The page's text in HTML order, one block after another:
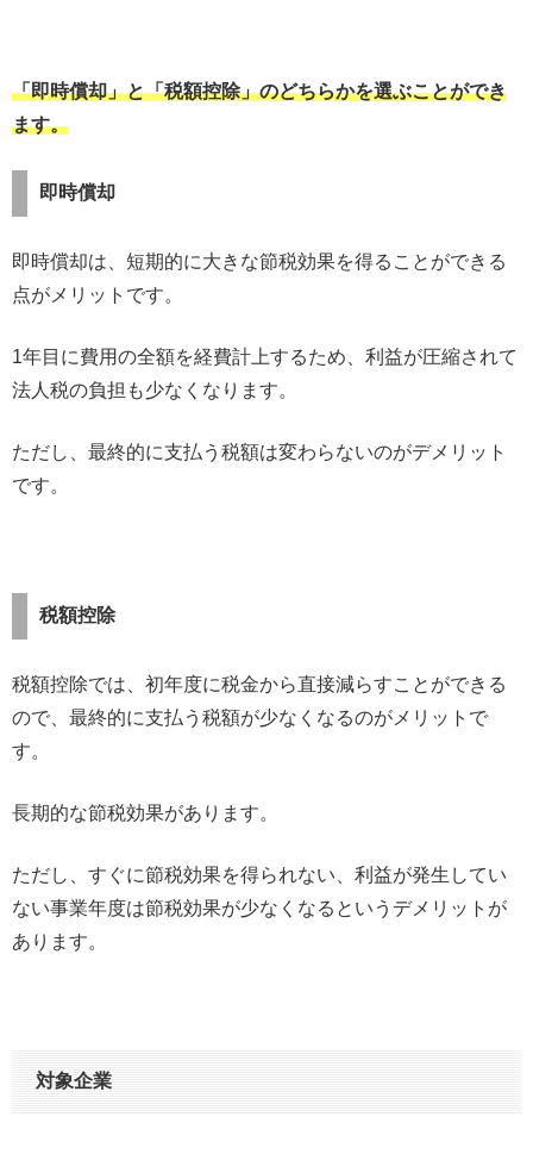
「即時償却」と「税額控除」のどちらかを選ぶことができ
ます。
即時償却
即時償却は、短期的に大きな節税効果を得ることができる
点がメリットです。
1年目に費用の全額を経費計上するため、利益が圧縮されて
法人税の負担も少なくなります。
ただし、最終的に支払う税額は変わらないのがデメリット
です。
税額控除
税額控除では、初年度に税金から直接減らすことができる
ので、最終的に支払う税額が少なくなるのがメリットで
す。
長期的な節税効果があります。
ただし、すぐに節税効果を得られない、利益が発生してい
ない事業年度は節税効果が少なくなるというデメリットが
あります。
対象企業